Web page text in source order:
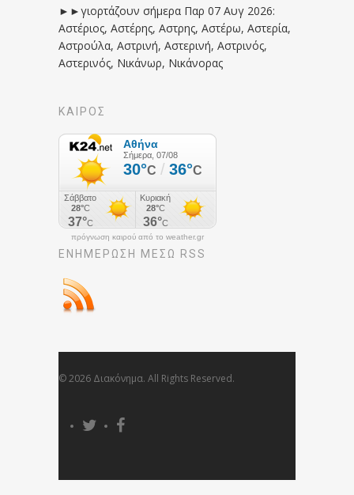
►►γιορτάζουν σήμερα Παρ 07 Αυγ 2026:
Αστέριος, Αστέρης, Αστρης, Αστέρω, Αστερία,
Αστρούλα, Αστρινή, Αστερινή, Αστρινός,
Αστερινός, Νικάνωρ, Νικάνορας
ΚΑΙΡΟΣ
πρόγνωση καιρού από το weather.gr
ΕΝΗΜΈΡΩΣΉ ΜΕΣΩ RSS
© 2026 Διακόνημα. All Rights Reserved.